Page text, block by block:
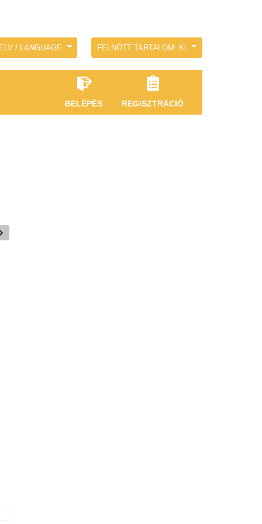
/ LANGUAGE FELNŐTT TARTALOM: KI
BELÉPÉS REGISZTRÁCIÓ